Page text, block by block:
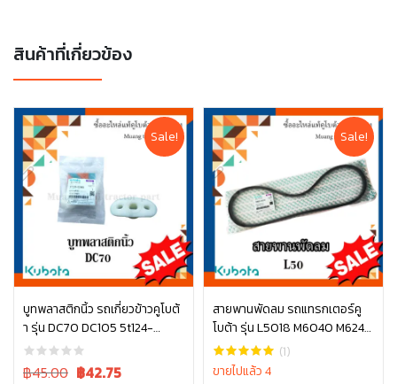
สินค้าที่เกี่ยวข้อง
Sale!
บูทพลาสติกนิ้ว รถเกี่ยวข้าวคูโบต้
า รุ่น DC70 DC105 5t124-
52463
Original
฿45.00 Current
฿42.75
หยิบใส่ตะกร้า
Sale!
สายพานพัดลม รถแทรกเตอร์คู
โบต้า รุ่น L5018 M6040 M6240
TC803-97010
(1)
ขายไปแล้ว 4
หยิบใส่ตะกร้า